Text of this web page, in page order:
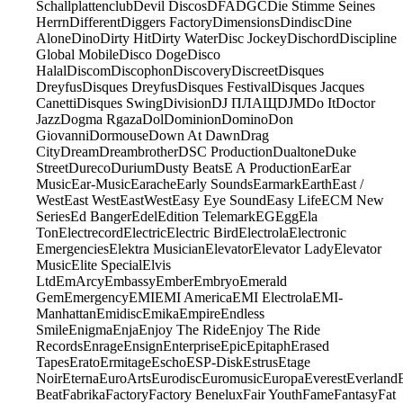
SchallplattenclubDevil DiscosDFADGCDie Stimme Seines
HerrnDifferentDiggers FactoryDimensionsDindiscDine
AloneDinoDirty HitDirty WaterDisc JockeyDischordDiscipline
Global MobileDisco DogeDisco
HalalDiscomDiscophonDiscoveryDiscreetDisques
DreyfusDisques DreyfusDisques FestivalDisques Jacques
CanettiDisques SwingDivisionDJ ПЛАЩDJMDo ItDoctor
JazzDogma RgazaDolDominionDominoDon
GiovanniDormouseDown At DawnDrag
CityDreamDreambrotherDSC ProductionDualtoneDuke
StreetDurecoDuriumDusty BeatsE A ProductionEarEar
MusicEar-MusicEaracheEarly SoundsEarmarkEarthEast /
WestEast WestEastWestEasy Eye SoundEasy LifeECM New
SeriesEd BangerEdelEdition TelemarkEGEggEla
TonElectrecordElectricElectric BirdElectrolaElectronic
EmergenciesElektra MusicianElevatorElevator LadyElevator
MusicElite SpecialElvis
LtdEmArcyEmbassyEmberEmbryoEmerald
GemEmergencyEMIEMI AmericaEMI ElectrolaEMI-
ManhattanEmidiscEmikaEmpireEndless
SmileEnigmaEnjaEnjoy The RideEnjoy The Ride
RecordsEnrageEnsignEnterpriseEpicEpitaphErased
TapesEratoErmitageEschoESP-DiskEstrusEtage
NoirEternaEuroArtsEurodiscEuromusicEuropaEverestEverland
BeatFabrikaFactoryFactory BeneluxFair YouthFameFantasyFat